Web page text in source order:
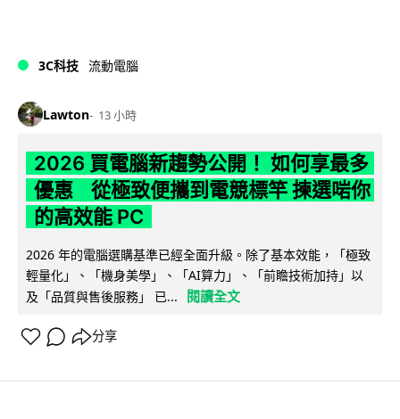
3C科技 流動電腦
Lawton 13 小時
2026 買電腦新趨勢公開！ 如何享最多
優惠 從極致便攜到電競標竿 揀選啱你
的高效能 PC
2026 年的電腦選購基準已經全面升級。除了基本效能，「極致
輕量化」、「機身美學」、「AI算力」、「前瞻技術加持」以
及「品質與售後服務」 已...
閱讀全文
分享